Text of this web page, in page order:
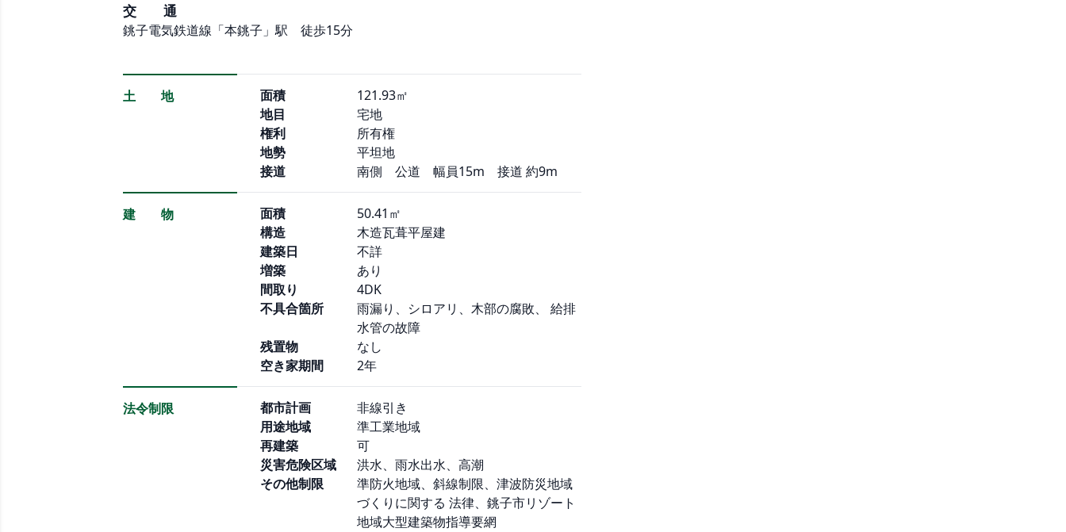
交 通
銚子電気鉄道線「本銚子」駅 徒歩15分
土 地 面積
121.93㎡
地目
宅地
権利
所有権
地勢
平坦地
接道
南側 公道 幅員15m 接道 約9m
建 物 面積
50.41㎡
構造
木造瓦葺平屋建
建築日
不詳
増築
あり
間取り
4DK
不具合箇所
雨漏り、シロアリ、木部の腐敗、 給排
水管の故障
残置物
なし
空き家期間
2年
法令制限 都市計画
非線引き
用途地域
準工業地域
再建築
可
災害危険区域
洪水、雨水出水、高潮
その他制限
準防火地域、斜線制限、津波防災地域
づくりに関する 法律、銚子市リゾート
地域大型建築物指導要網